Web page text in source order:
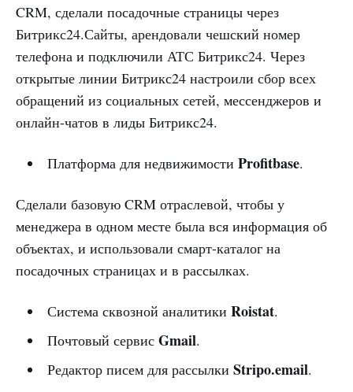
CRM, сделали посадочные страницы через
Битрикс24.Сайты, арендовали чешский номер
телефона и подключили АТС Битрикс24. Через
открытые линии Битрикс24 настроили сбор всех
обращений из социальных сетей, мессенджеров и
онлайн-чатов в лиды Битрикс24.
Платформа для недвижимости Profitbase.
Сделали базовую CRM отраслевой, чтобы у
менеджера в одном месте была вся информация об
объектах, и использовали смарт-каталог на
посадочных страницах и в рассылках.
Система сквозной аналитики Roistat.
Почтовый сервис Gmail.
Редактор писем для рассылки Stripo.email.